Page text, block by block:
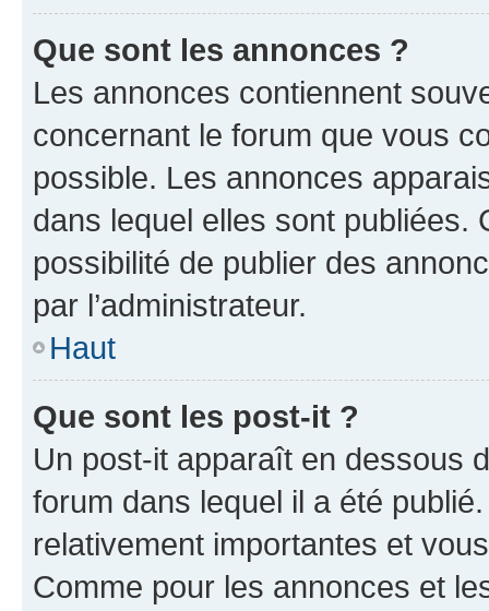
Que sont les annonces ?
Les annonces contiennent
concernant le forum que vous
possible. Les annonces
dans lequel elles sont publiées.
possibilité de publier des
par l’administrateur.
Haut
Que sont les post-it ?
Un post-it apparaît en dessous
forum dans lequel il a été
relativement importantes et
Comme pour les annonces et